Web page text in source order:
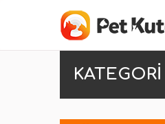
KATEGORİ